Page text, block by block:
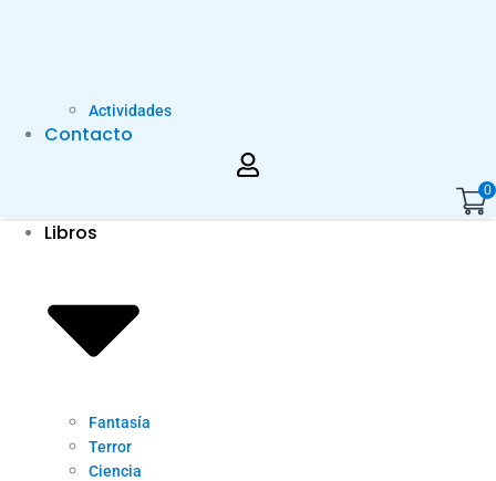
Actividades
Contacto
0
Libros
Fantasía
Terror
Ciencia